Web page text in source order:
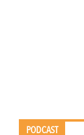
PODCAST